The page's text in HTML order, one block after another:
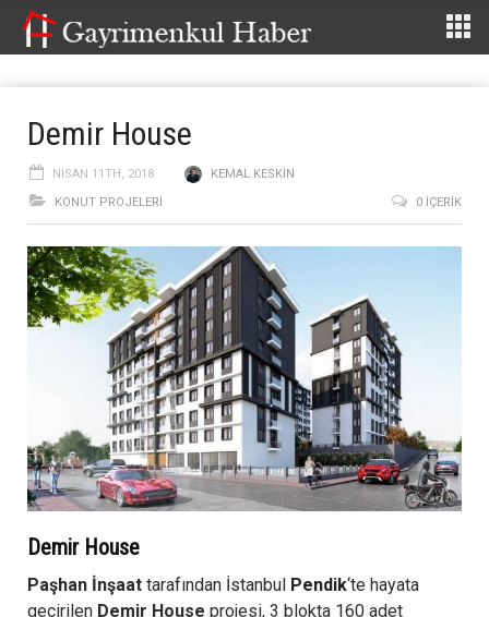
Demir House
NISAN 11TH, 2018
KEMAL KESKIN
KONUT PROJELERI
0 İÇERIK
Demir House
Paşhan İnşaat tarafından İstanbul Pendik‘te hayata
geçirilen Demir House projesi, 3 blokta 160 adet